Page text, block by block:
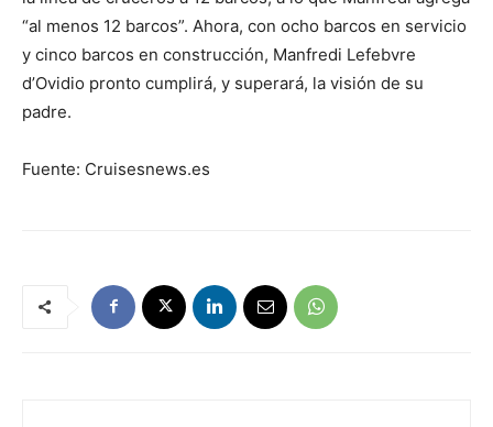
“al menos 12 barcos”. Ahora, con ocho barcos en servicio
y cinco barcos en construcción, Manfredi Lefebvre
d’Ovidio pronto cumplirá, y superará, la visión de su
padre.
Fuente: Cruisesnews.es